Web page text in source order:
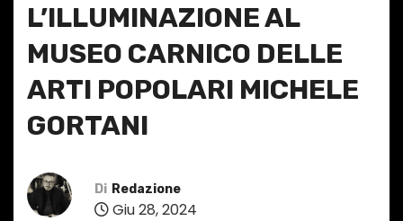
L’ILLUMINAZIONE AL
MUSEO CARNICO DELLE
ARTI POPOLARI MICHELE
GORTANI
Di Redazione
Giu 28, 2024